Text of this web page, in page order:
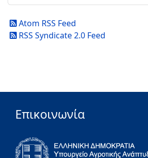
Atom RSS Feed
RSS Syndicate 2.0 Feed
Επικοινωνία